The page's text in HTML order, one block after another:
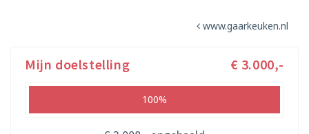
www.gaarkeuken.nl
Mijn doelstelling € 3.000,-
100%